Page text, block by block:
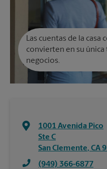
Las cuentas de la casa
convierten en su
negocios.
1001 Avenida Pico
Ste C
San Clemente, CA
(949) 366-6877